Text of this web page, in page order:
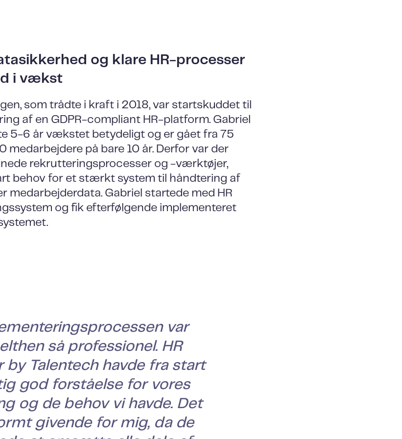
og klare HR-processer
i vækst
som trådte i kraft i 2018, var startskuddet til
af en GDPR-compliant HR-platform. Gabriel
5-6 år vækstet betydeligt og er gået fra 75
medarbejdere på bare 10 år. Derfor var der
rekrutteringsprocesser og -værktøjer,
behov for et stærkt system til håndtering af
medarbejderdata. Gabriel startede med HR
og fik efterfølgende implementeret
var
så professionel. HR
by Talentech havde fra start
god forståelse for vores
og de behov vi havde. Det
givende for mig, da de